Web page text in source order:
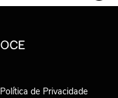
Política de Privacidade